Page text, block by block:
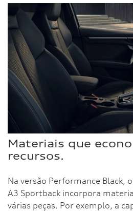
Materiais que
recursos.
Na versão Performance Black,
A3 Sportback incorpora
várias peças. Por exemplo, a